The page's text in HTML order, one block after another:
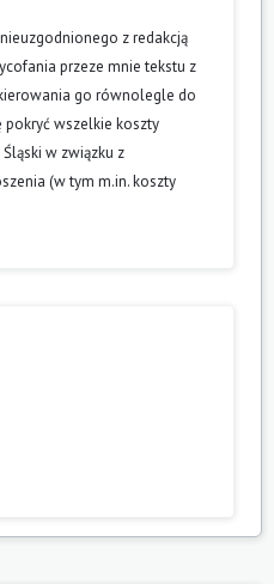
z redakcją
przeze mnie tekstu z
go równolegle do
wszelkie koszty
w związku z
(w tym m.in. koszty